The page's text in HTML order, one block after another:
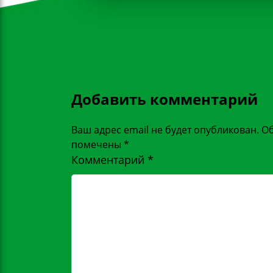
Добавить комментарий
Ваш адрес email не будет опубликован.
помечены *
Комментарий *